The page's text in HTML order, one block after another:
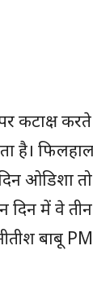
कटाक्ष
है।
ओडिशा
दिन में वे
बाबू